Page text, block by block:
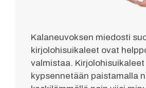
Kalaneuvoksen miedosti
kirjolohisuikaleet ovat
valmistaa. Kirjolohisuikaleet
kypsennetään paistamalla